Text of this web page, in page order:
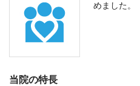
めました。
当院の特長